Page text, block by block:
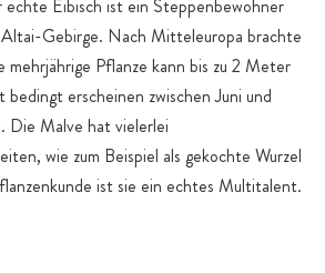
echte Eibisch ist ein Steppenbewohner
Gebirge. Nach Mitteleuropa brachte
Pflanze kann bis zu 2 Meter
erscheinen zwischen Juni und
Die Malve hat vielerlei
wie zum Beispiel als gekochte Wurzel
ist sie ein echtes Multitalent.